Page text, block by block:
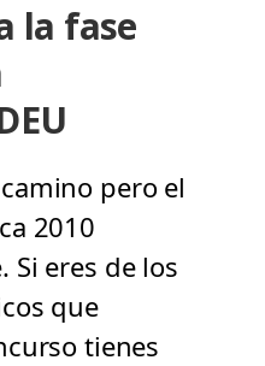
la fase
pero el
2010
Si eres de los
que
tienes